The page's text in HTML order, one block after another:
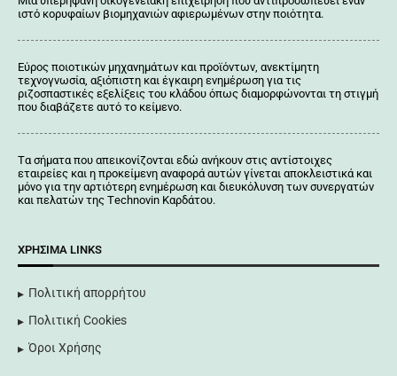
ιστό κορυφαίων βιομηχανιών αφιερωμένων στην ποιότητα.
Εύρος ποιοτικών μηχανημάτων και προϊόντων, ανεκτίμητη
τεχνογνωσία, αξιόπιστη και έγκαιρη ενημέρωση για τις
ριζοσπαστικές εξελίξεις του κλάδου όπως διαμορφώνονται τη στιγμή
που διαβάζετε αυτό το κείμενο.
Tα σήματα που απεικονίζονται εδώ ανήκουν στις αντίστοιχες
εταιρείες και η προκείμενη αναφορά αυτών γίνεται αποκλειστικά και
μόνο για την αρτιότερη ενημέρωση και διευκόλυνση των συνεργατών
και πελατών της Τechnovin Kαρδάτου.
ΧΡΉΣΙΜΑ LINKS
Πολιτική απορρήτου
Πολιτική Cookies
Όροι Χρήσης